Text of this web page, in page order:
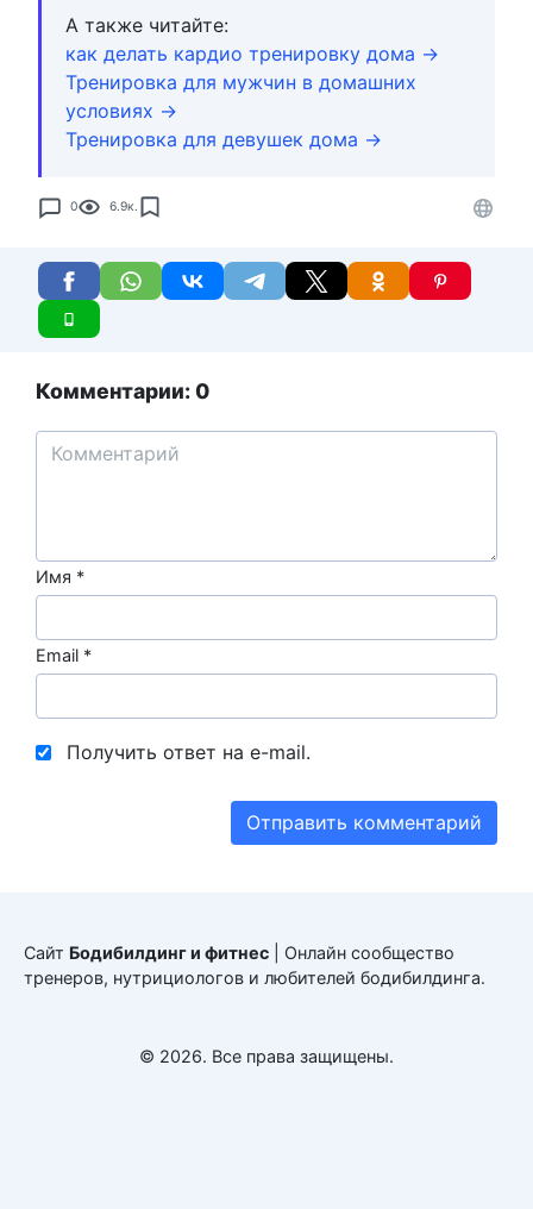
А также читайте:
как делать кардио тренировку дома →
Тренировка для мужчин в домашних
условиях →
Тренировка для девушек дома →
0 6.9к.
Комментарии: 0
Имя *
Email *
Получить ответ на e-mail.
Сайт Бодибилдинг и фитнес | Онлайн сообщество
тренеров, нутрициологов и любителей бодибилдинга.
© 2026. Все права защищены.